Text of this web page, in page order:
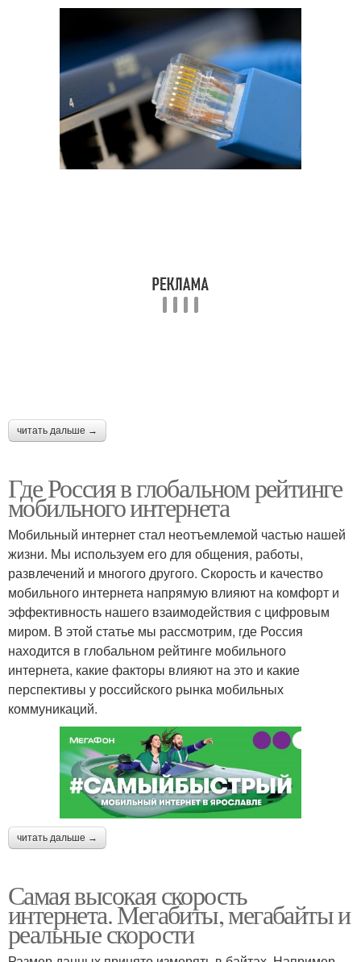
читать дальше →
Где Россия в глобальном рейтинге
мобильного интернета
Мобильный интернет стал неотъемлемой частью нашей
жизни. Мы используем его для общения, работы,
развлечений и многого другого. Скорость и качество
мобильного интернета напрямую влияют на комфорт и
эффективность нашего взаимодействия с цифровым
миром. В этой статье мы рассмотрим, где Россия
находится в глобальном рейтинге мобильного
интернета, какие факторы влияют на это и какие
перспективы у российского рынка мобильных
коммуникаций.
читать дальше →
Самая высокая скорость
интернета. Мегабиты, мегабайты и
реальные скорости